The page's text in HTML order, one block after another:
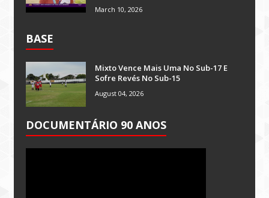
March 10, 2026
BASE
Mixto Vence Mais Uma No Sub-17 E
Sofre Revés No Sub-15
August 04, 2026
DOCUMENTÁRIO 90 ANOS